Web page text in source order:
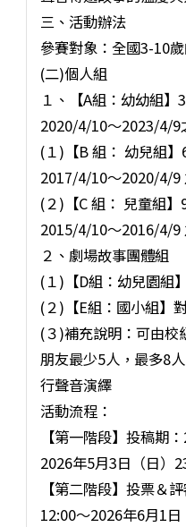
三、活動辦法
參賽對象：全國3-10
(二)個人組
１、【A組：幼幼組
2020/4/10～2023/4/9
(１)【B 組： 幼兒組
2017/4/10～2020/4/9
(２)【C 組： 兒童組
2015/4/10～2016/4/9
２、劇場故事團體組
(１)【D組：幼兒園組
(２)【E組：國小組】
(３)補充說明：可由校
朋友最少5人，最多8
行聲音演繹
活動流程：
【第一階段】投稿期
2026年5月3日（日）
【第二階段】投票＆
12:00～2026年6月1